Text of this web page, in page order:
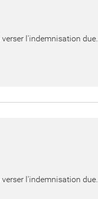
l'indemnisation due.
l'indemnisation due.